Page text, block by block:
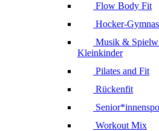
Flow Body Fit
Hocker-
Musik &
Kleinkinder
Pilates and Fit
Rückenfit
Workout Mix